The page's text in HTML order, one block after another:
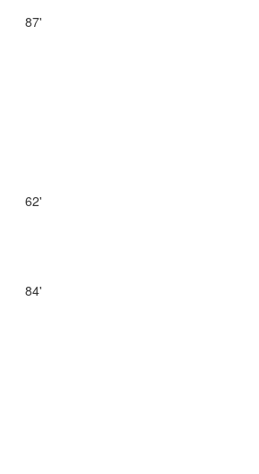
87'
62'
84'